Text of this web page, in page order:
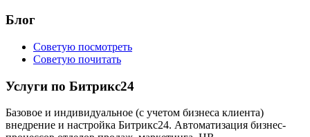
Блог
Советую посмотреть
Советую почитать
Услуги по Битрикс24
Базовое и индивидуальное (с учетом бизнеса клиента)
внедрение и настройка Битрикс24. Автоматизация бизнес-